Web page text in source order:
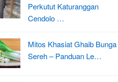
Perkutut Katuranggan
Cendolo …
Mitos Khasiat Ghaib Bunga
Sereh – Panduan Le…